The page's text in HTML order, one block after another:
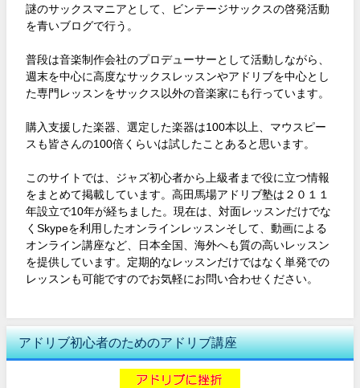
謎のサックスマニアとして、ビンテージサックスの啓発活動
を青いブログで行う。
普段は音楽制作会社のプロデューサーとして活動しながら、
週末を中心に高度なサックスレッスンやアドリブを中心とし
た専門レッスンをサックス以外の音楽家にも行っています。
購入支援した楽器、選定した楽器は100本以上、マウスピー
スも皆さんの100倍くらいは試したことあると思います。
このサイトでは、ジャズ初心者から上級者まで役に立つ情報
をまとめて掲載しています。高田馬場アドリブ塾は２０１１
年設立で10年が経ちました。現在は、対面レッスンだけでな
くSkypeを利用したオンラインレッスンそして、動画による
オンライン講座など、日本全国、海外へも質の高いレッスン
を提供しています。定期的なレッスンだけではなく単発での
レッスンも可能ですのでお気軽にお問い合わせください。
アドリブ初心者のためのアドリブ講座